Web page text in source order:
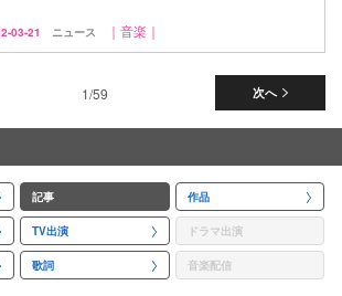
03-21 ニュース ｜音楽｜
次へ
1/59
記事 作品
TV出演 ドラマ出演
歌詞 音楽配信